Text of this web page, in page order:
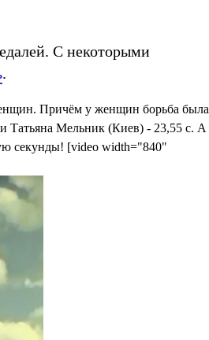
С некоторыми
.
Причём у женщин борьба была
Татьяна Мельник (Киев) - 23,55 с. А
секунды! [video width="840"